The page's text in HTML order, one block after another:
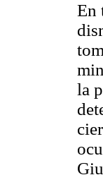
En
la